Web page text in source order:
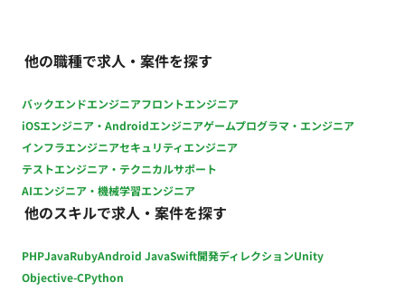
他の職種で求人・案件を探す
バックエンドエンジニアフロントエンジニア
iOSエンジニア・Androidエンジニアゲームプログラマ・エンジニア
インフラエンジニアセキュリティエンジニア
テストエンジニア・テクニカルサポート
AIエンジニア・機械学習エンジニア
他のスキルで求人・案件を探す
PHPJavaRubyAndroid JavaSwift開発ディレクションUnity
Objective-CPython